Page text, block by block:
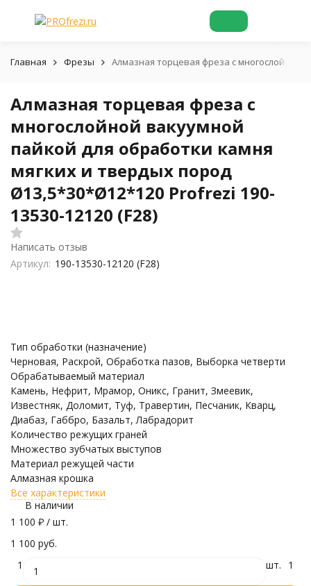
Главная Фрезы Алмазная торцевая фреза с многослойной
Алмазная торцевая фреза с
многослойной вакуумной
пайкой для обработки камня
мягких и твердых пород
Ø13,5*30*Ø12*120 Profrezi 190-
13530-12120 (F28)
Написать отзыв
Артикул: 190-13530-12120 (F28)
Тип обработки (назначение)
Черновая, Раскрой, Обработка пазов, Выборка четверти
Обрабатываемый материал
Камень, Нефрит, Мрамор, Оникс, Гранит, Змеевик,
Известняк, Доломит, Туф, Травертин, Песчаник, Кварц,
Диабаз, Габбро, Базальт, Лабрадорит
Количество режущих граней
Множество зубчатых выступов
Материал режущей части
Алмазная крошка
Все характеристики
В наличии
1 100 ₽ / шт.
1 100 руб.
1
шт. 1